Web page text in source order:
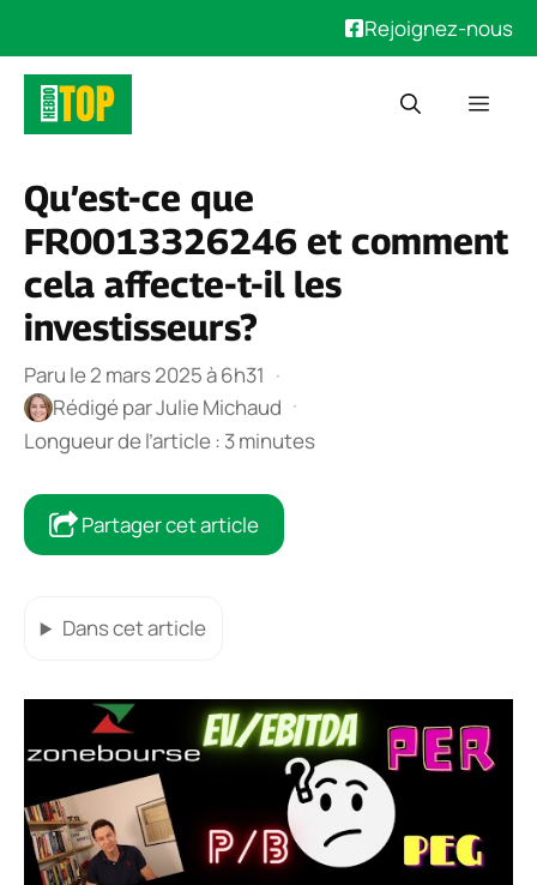
Rejoignez-nous
Aller
contenu
Qu’est-ce que
FR0013326246 et comment
cela affecte-t-il les
investisseurs?
Paru le 2 mars 2025 à 6h31 ·
Rédigé parJulie Michaud ·
Longueur de l’article : 3 minutes
Partager cet article
Dans cet article